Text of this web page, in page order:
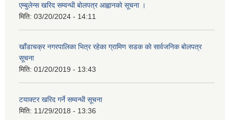
एम्बुलेन्स खरिद सम्वन्धी बाेलपत्र आह्वानकाे सूचना ।
मिति: 03/20/2024 - 14:11
खाँडाचक्र नगरपालिका भित्र रहेका ग्रामिण सडक काे सार्वजनिक बाेलपत्र
सूचना
मिति: 01/20/2019 - 13:43
टयाक्टर खरिद गर्ने सम्वन्धी सूचना
मिति: 11/29/2018 - 13:36